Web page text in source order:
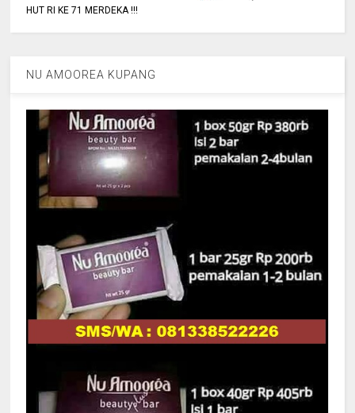
HUT RI KE 71 MERDEKA !!!
NU AMOOREA KUPANG